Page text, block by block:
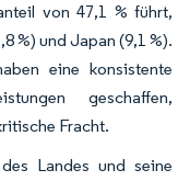
von 47,1 % führt,
%) und Japan (9,1 %).
eine konsistente
geschaffen,
Fracht.
Landes und seine